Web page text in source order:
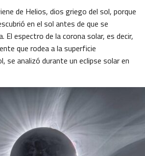
de Helios, dios griego del sol, porque
en el sol antes de que se
El espectro de la corona solar, es decir,
que rodea a la superficie
se analizó durante un eclipse solar en